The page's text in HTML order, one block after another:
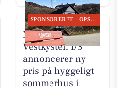
SPONSORERET OPSLAGSTAVLEN
Mæglerhuset
Vestkysten I/S
annoncerer ny
pris på hyggeligt
sommerhus i